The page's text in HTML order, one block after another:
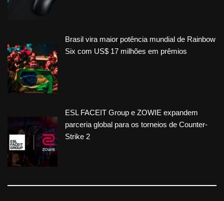
Brasil vira maior potência mundial de Rainbow
Six com US$ 17 milhões em prêmios
ESL FACEIT Group e ZOWIE expandem
parceria global para os torneios de Counter-
Strike 2